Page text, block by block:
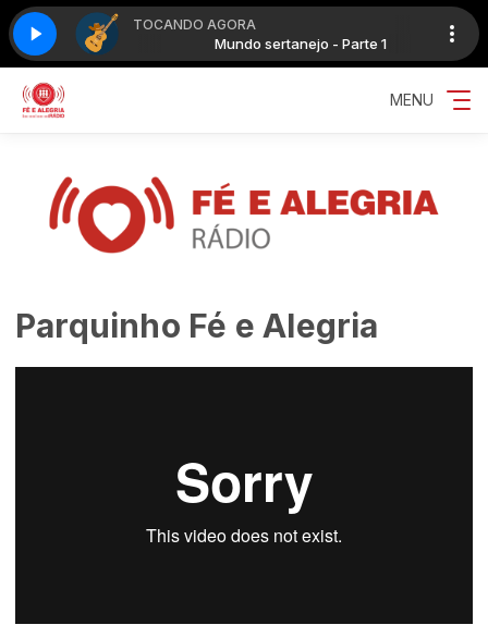
TOCANDO AGORA
- Parte 1 Mundo sertanejo - Parte 1
MENU
Parquinho Fé e Alegria